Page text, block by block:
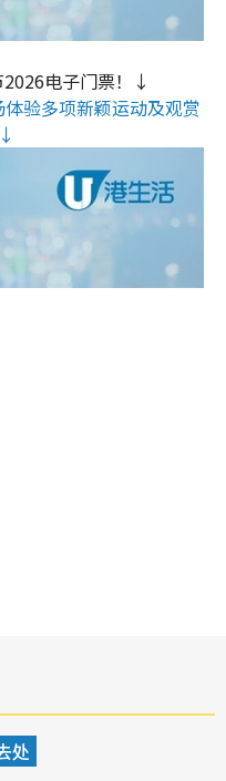
电子门票！↓
验多项新颖运动及观赏
处